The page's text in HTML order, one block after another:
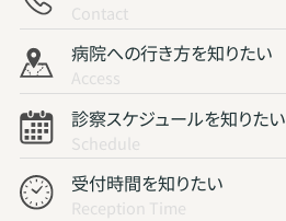
Contact
病院への行き方を知りたい
Access
診察スケジュールを知りたい
Schedule
受付時間を知りたい
Reception Time